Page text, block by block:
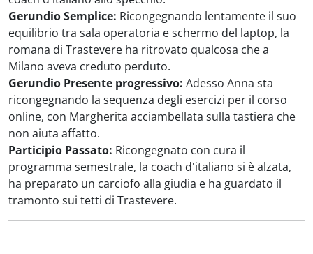
Gerundio Semplice: Ricongegnando lentamente il suo
equilibrio tra sala operatoria e schermo del laptop, la
romana di Trastevere ha ritrovato qualcosa che a
Milano aveva creduto perduto.
Gerundio Presente progressivo: Adesso Anna sta
ricongegnando la sequenza degli esercizi per il corso
online, con Margherita acciambellata sulla tastiera che
non aiuta affatto.
Participio Passato: Ricongegnato con cura il
programma semestrale, la coach d'italiano si è alzata,
ha preparato un carciofo alla giudia e ha guardato il
tramonto sui tetti di Trastevere.